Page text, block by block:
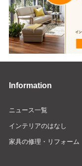
Information
ニュース一覧
インテリアのはなし
家具の修理・リフォーム